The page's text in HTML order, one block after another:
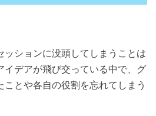
ッションに没頭してしまうことは
イデアが飛び交っている中で、グ
ことや各自の役割を忘れてしまう